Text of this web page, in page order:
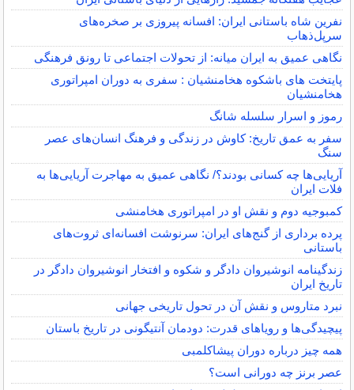
نفرین شاه باستانی ایران: افسانه پیروزی بر صخره‌های
سرپل‌ذهاب
نگاهی عمیق به ایران میانه‌: از تحولات اجتماعی تا رونق فرهنگی
پایتخت های باشکوه هخامنشیان : سفری به دوران امپراتوری
هخامنشیان
رموز و اسرار سلسله شانگ
سفر به عمق تاریخ: کاوش در زندگی و فرهنگ انسان‌های عصر
سنگ
آریایی‌ها چه کسانی بودند؟/ نگاهی عمیق به مهاجرت آریایی‌ها به
فلات ایران
کمبوجیه دوم و نقش او در امپراتوری هخامنشی
پرده برداری از گنج‌های ایران: سرنوشت افسانه‌ای ثروت‌های
باستانی
زندگینامه انوشیروان دادگر و شکوه و افتخار انوشیروان دادگر در
تاریخ ایران
نبرد متاروس و نقش آن در تحول تاریخی جهانی
پیچیدگی‌ها و رویاهای قدرت: دودمان آنتیگونی در تاریخ باستان
همه چیز درباره دوران پیشاکلمبی
عصر برنز چه دورانی است؟